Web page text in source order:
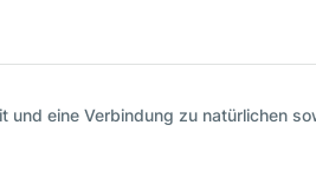
und eine Verbindung zu natürlichen